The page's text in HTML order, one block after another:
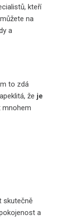
kteří
na
a
to zdá
že je
mnohem
skutečně
a